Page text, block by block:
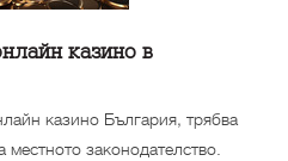
казино в
казино България, трябва
местното законодателство.